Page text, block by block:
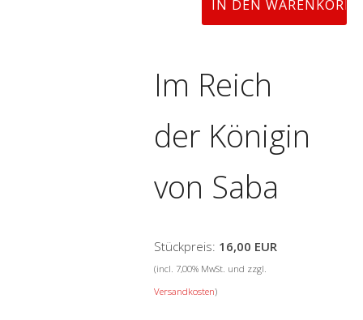
Im Reich
der Königin
von Saba
Stückpreis: 16,00 EUR
(incl. 7,00% MwSt. und zzgl.
Versandkosten)